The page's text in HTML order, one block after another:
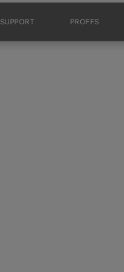
SUPPORT PROFFS